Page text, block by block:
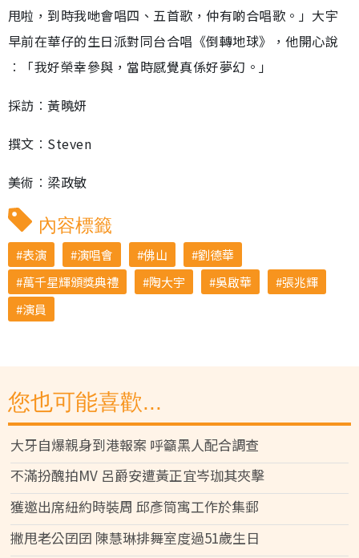
甩啦，到時我哋會唱四、五首歌，仲有啲合唱歌。」大宇
早前在華仔的生日派對同台合唱《倒轉地球》，他開心說
︰「我好榮幸參與，當時感覺真係好夢幻。」
採訪︰黃曉妍
撰文︰Steven
美術︰梁政敏
內容標籤
表演 演唱會 佛山
劉德華
萬千星輝頒獎典禮
陶大宇 吳啟華
張兆輝
演員
您也可能喜歡...
大牙自爆親身到港報案 呼籲黑人配合調查
不滿扮醜拍MV 呂爵安遭黃正宜岑珈其夾擊
獲邀出席紐約時裝周 邱彥筒寓工作於集郵
撇甩老公囝囝 陳慧琳排舞室度過51歲生日